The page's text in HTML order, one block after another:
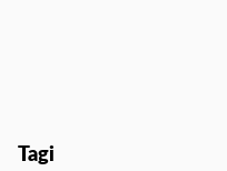
Tagi